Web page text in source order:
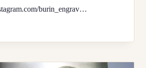
burin_engrav…